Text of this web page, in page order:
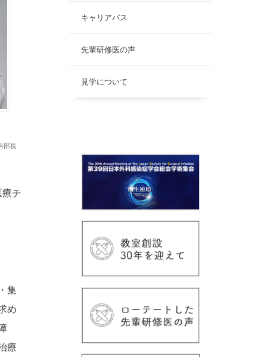
部長
チ
集
め
療
キャリアパス
先輩研修医の声
見学について